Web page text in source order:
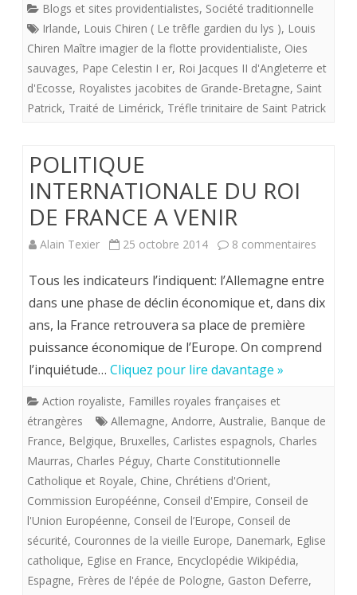
«
flotte
offre
royalistes
“Le
trêfle
gardien
du
lys”
Blogs et sites providentialistes, Société traditionnelle
Irlande, Louis Chiren ( Le trêfle gardien du lys ), Louis
Chiren Maître imagier de la flotte providentialiste, Oies
sauvages, Pape Celestin I er, Roi Jacques II d'Angleterre et
d'Ecosse, Royalistes jacobites de Grande-Bretagne, Saint
Patrick, Traité de Limérick, Tréfle trinitaire de Saint Patrick
POLITIQUE
INTERNATIONALE DU ROI
DE FRANCE A VENIR
Alain Texier 25 octobre 2014 8 commentaires
ROI
A
Tous les indicateurs l’indiquent: l’Allemagne entre
dans une phase de déclin économique et, dans dix
ans, la France retrouvera sa place de première
puissance économique de l’Europe. On comprend
l’inquiétude… Cliquez pour lire davantage »
Action royaliste, Familles royales françaises et
étrangères
Allemagne, Andorre, Australie, Banque de
France, Belgique, Bruxelles, Carlistes espagnols, Charles
Maurras, Charles Péguy, Charte Constitutionnelle
Catholique et Royale, Chine, Chrétiens d'Orient,
Commission Européénne, Conseil d'Empire, Conseil de
l'Union Européenne, Conseil de l’Europe, Conseil de
sécurité, Couronnes de la vieille Europe, Danemark, Eglise
catholique, Eglise en France, Encyclopédie Wikipédia,
Espagne, Frères de l'épée de Pologne, Gaston Deferre,